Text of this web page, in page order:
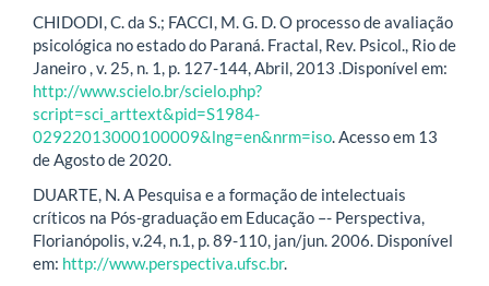
CHIDODI, C. da S.; FACCI, M. G. D. O processo de avaliação
psicológica no estado do Paraná. Fractal, Rev. Psicol., Rio de
Janeiro , v. 25, n. 1, p. 127-144, Abril, 2013 .Disponível em:
http://www.scielo.br/scielo.php?
script=sci_arttext&pid=S1984-
02922013000100009&lng=en&nrm=iso. Acesso em 13
de Agosto de 2020.
DUARTE, N. A Pesquisa e a formação de intelectuais
críticos na Pós-graduação em Educação –- Perspectiva,
Florianópolis, v.24, n.1, p. 89-110, jan/jun. 2006. Disponível
em: http://www.perspectiva.ufsc.br.